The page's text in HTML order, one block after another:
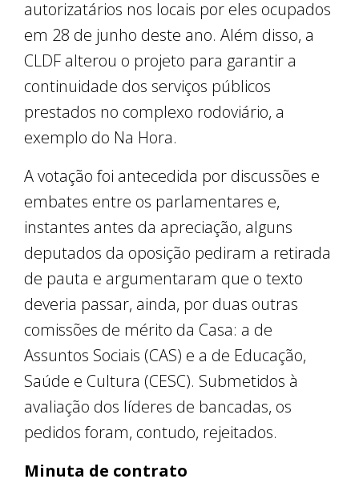
autorizatários nos locais por eles ocupados
em 28 de junho deste ano. Além disso, a
CLDF alterou o projeto para garantir a
continuidade dos serviços públicos
prestados no complexo rodoviário, a
exemplo do Na Hora.
A votação foi antecedida por discussões e
embates entre os parlamentares e,
instantes antes da apreciação, alguns
deputados da oposição pediram a retirada
de pauta e argumentaram que o texto
deveria passar, ainda, por duas outras
comissões de mérito da Casa: a de
Assuntos Sociais (CAS) e a de Educação,
Saúde e Cultura (CESC). Submetidos à
avaliação dos líderes de bancadas, os
pedidos foram, contudo, rejeitados.
Minuta de contrato